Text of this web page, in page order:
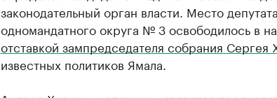
законодательный орган власти. Место
одномандатного округа № 3 освободилось в
отставкой зампредседателя собрания Сергея
известных политиков Ямала.